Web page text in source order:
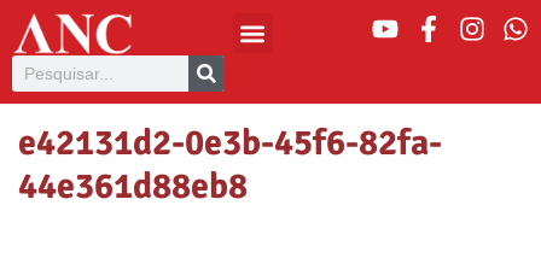
e42131d2-0e3b-45f6-82fa-
44e361d88eb8